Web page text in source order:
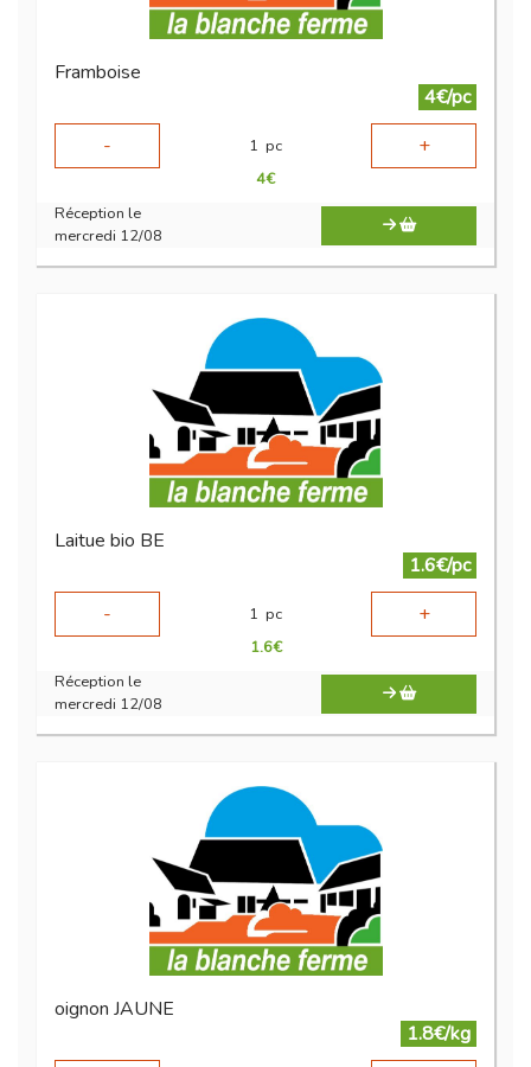
Framboise
4€/pc
-
1 pc +
4€
Réception le
mercredi 12/08
Laitue bio BE
1.6€/pc
-
1 pc +
1.6€
Réception le
mercredi 12/08
oignon JAUNE
1.8€/kg